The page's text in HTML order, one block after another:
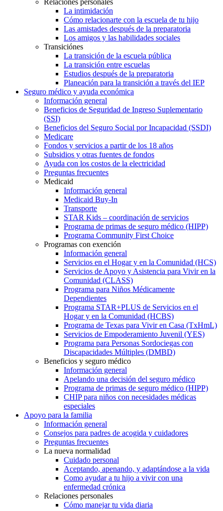
La intimidación
Cómo relacionarte con la escuela de tu hijo
Las amistades después de la preparatoria
Los amigos y las habilidades sociales
Transiciónes
La transición de la escuela pública
La transición entre escuelas
Estudios después de la preparatoria
Planeación para la transición a través del IEP
Seguro médico y ayuda económica
Información general
Beneficios de Seguridad de Ingreso Suplementario
(SSI)
Beneficios del Seguro Social por Incapacidad (SSDI)
Medicare
Fondos y servicios a partir de los 18 años
Subsidios y otras fuentes de fondos
Ayuda con los costos de la electricidad
Preguntas frecuentes
Medicaid
Información general
Medicaid Buy-In
Transporte
STAR Kids – coordinación de servicios
Programa de primas de seguro médico (HIPP)
Programa Community First Choice
Programas con exención
Información general
Servicios en el Hogar y en la Comunidad (HCS)
Servicios de Apoyo y Asistencia para Vivir en la
Comunidad (CLASS)
Programa para Niños Médicamente
Dependientes
Programa STAR+PLUS de Servicios en el
Hogar y en la Comunidad (HCBS)
Programa de Texas para Vivir en Casa (TxHmL)
Servicios de Empoderamiento Juvenil (YES)
Programa para Personas Sordociegas con
Discapacidades Múltiples (DMBD)
Beneficios y seguro médico
Información general
Apelando una decisión del seguro médico
Programa de primas de seguro médico (HIPP)
CHIP para niños con necesidades médicas
especiales
Apoyo para la familia
Información general
Consejos para padres de acogida y cuidadores
Preguntas frecuentes
La nueva normalidad
Cuidado personal
Aceptando, apenando, y adaptándose a la vida
Como ayudar a tu hijo a vivir con una
enfermedad crónica
Relaciones personales
Cómo manejar tu vida diaria